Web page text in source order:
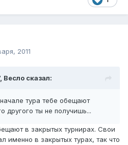
2011
Весло сказал:
тура тебе обещают
другого ты не получишь...
в закрытых турнирах. Свои
именно в закрытых турах, так что